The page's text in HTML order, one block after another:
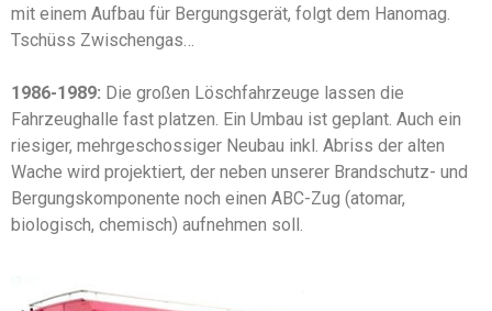
mit einem Aufbau für Bergungsgerät, folgt dem Hanomag.
Tschüss Zwischengas…
1986-1989: Die großen Löschfahrzeuge lassen die
Fahrzeughalle fast platzen. Ein Umbau ist geplant. Auch ein
riesiger, mehrgeschossiger Neubau inkl. Abriss der alten
Wache wird projektiert, der neben unserer Brandschutz- und
Bergungskomponente noch einen ABC-Zug (atomar,
biologisch, chemisch) aufnehmen soll.